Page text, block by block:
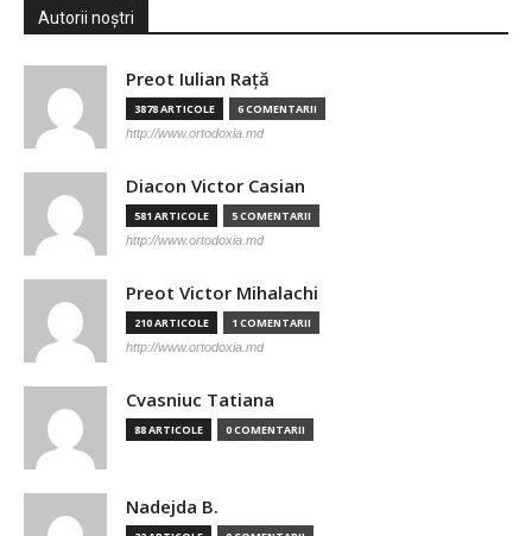
Autorii noștri
Preot Iulian Raţă
3878 ARTICOLE 6 COMENTARII
http://www.ortodoxia.md
Diacon Victor Casian
581 ARTICOLE 5 COMENTARII
http://www.ortodoxia.md
Preot Victor Mihalachi
210 ARTICOLE 1 COMENTARII
http://www.ortodoxia.md
Cvasniuc Tatiana
88 ARTICOLE 0 COMENTARII
Nadejda B.